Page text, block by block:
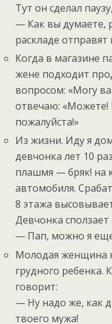
Тут он сделал
— Как вы думаете,
раскладе
Когда в магазине
жене подходит
вопросом: «Могу
отвечаю: «Можете!
пожалуйста!»
Из жизни. Иду я
девчонка лет 10
плашмя — бряк! на
автомобиля.
8 этажа
Девчонка сползает
— Пап, можно я
Молодая женщина
грудного ребенка.
говорит:
— Ну надо же, как
твоего мужа!